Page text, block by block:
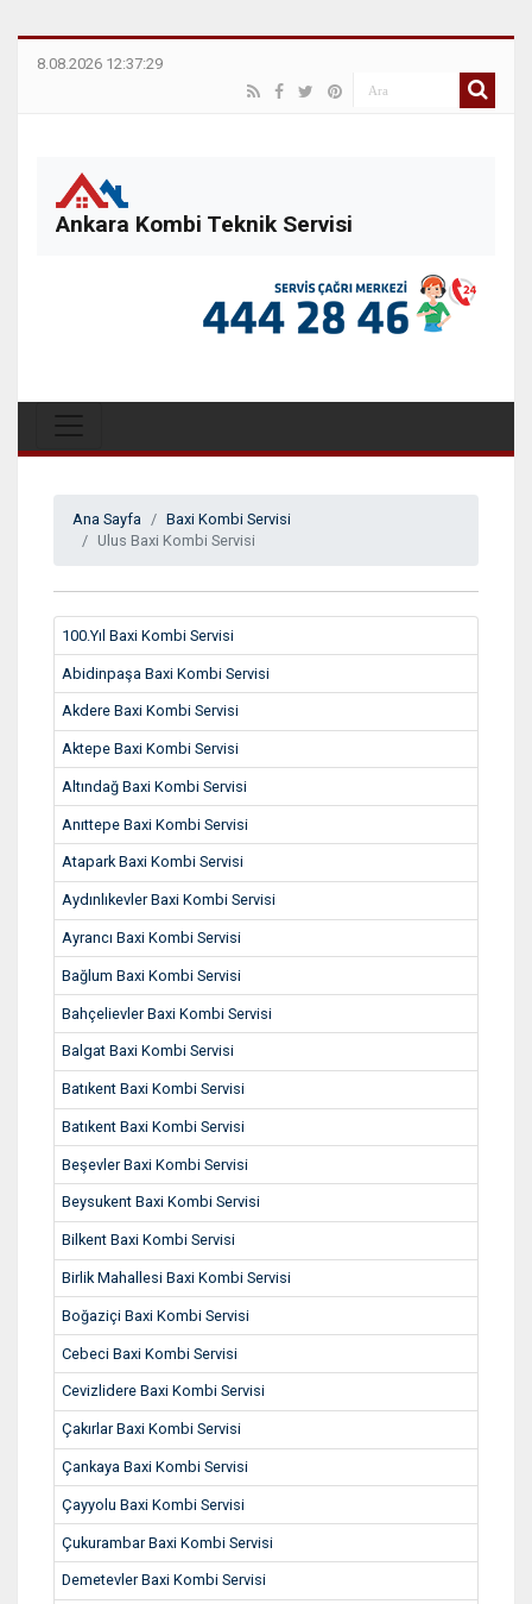
8.08.2026 12:37:29
Ankara Kombi Teknik Servisi
Ana Sayfa
Baxi Kombi Servisi
Ulus Baxi Kombi Servisi
100.Yıl Baxi Kombi Servisi
Abidinpaşa Baxi Kombi Servisi
Akdere Baxi Kombi Servisi
Aktepe Baxi Kombi Servisi
Altındağ Baxi Kombi Servisi
Anıttepe Baxi Kombi Servisi
Atapark Baxi Kombi Servisi
Aydınlıkevler Baxi Kombi Servisi
Ayrancı Baxi Kombi Servisi
Bağlum Baxi Kombi Servisi
Bahçelievler Baxi Kombi Servisi
Balgat Baxi Kombi Servisi
Batıkent Baxi Kombi Servisi
Batıkent Baxi Kombi Servisi
Beşevler Baxi Kombi Servisi
Beysukent Baxi Kombi Servisi
Bilkent Baxi Kombi Servisi
Birlik Mahallesi Baxi Kombi Servisi
Boğaziçi Baxi Kombi Servisi
Cebeci Baxi Kombi Servisi
Cevizlidere Baxi Kombi Servisi
Çakırlar Baxi Kombi Servisi
Çankaya Baxi Kombi Servisi
Çayyolu Baxi Kombi Servisi
Çukurambar Baxi Kombi Servisi
Demetevler Baxi Kombi Servisi